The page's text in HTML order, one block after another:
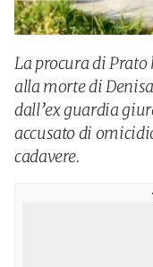
La procura di
alla morte di
dall’ex guardia
accusato di
cadavere.